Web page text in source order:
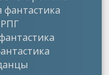
фантастика